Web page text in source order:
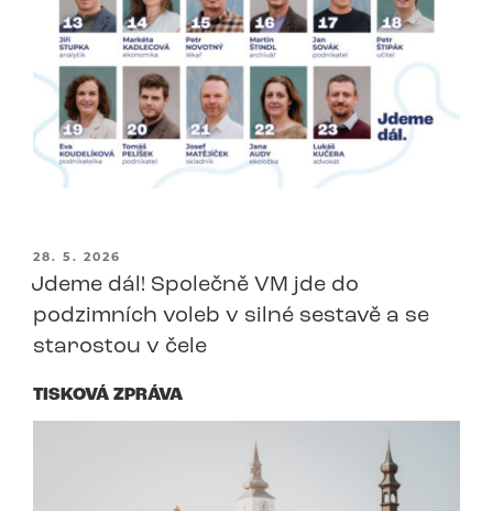
PUBLIKOVÁNO
28. 5. 2026
Jdeme dál! Společně VM jde do
podzimních voleb v silné sestavě a se
starostou v čele
TISKOVÁ ZPRÁVA